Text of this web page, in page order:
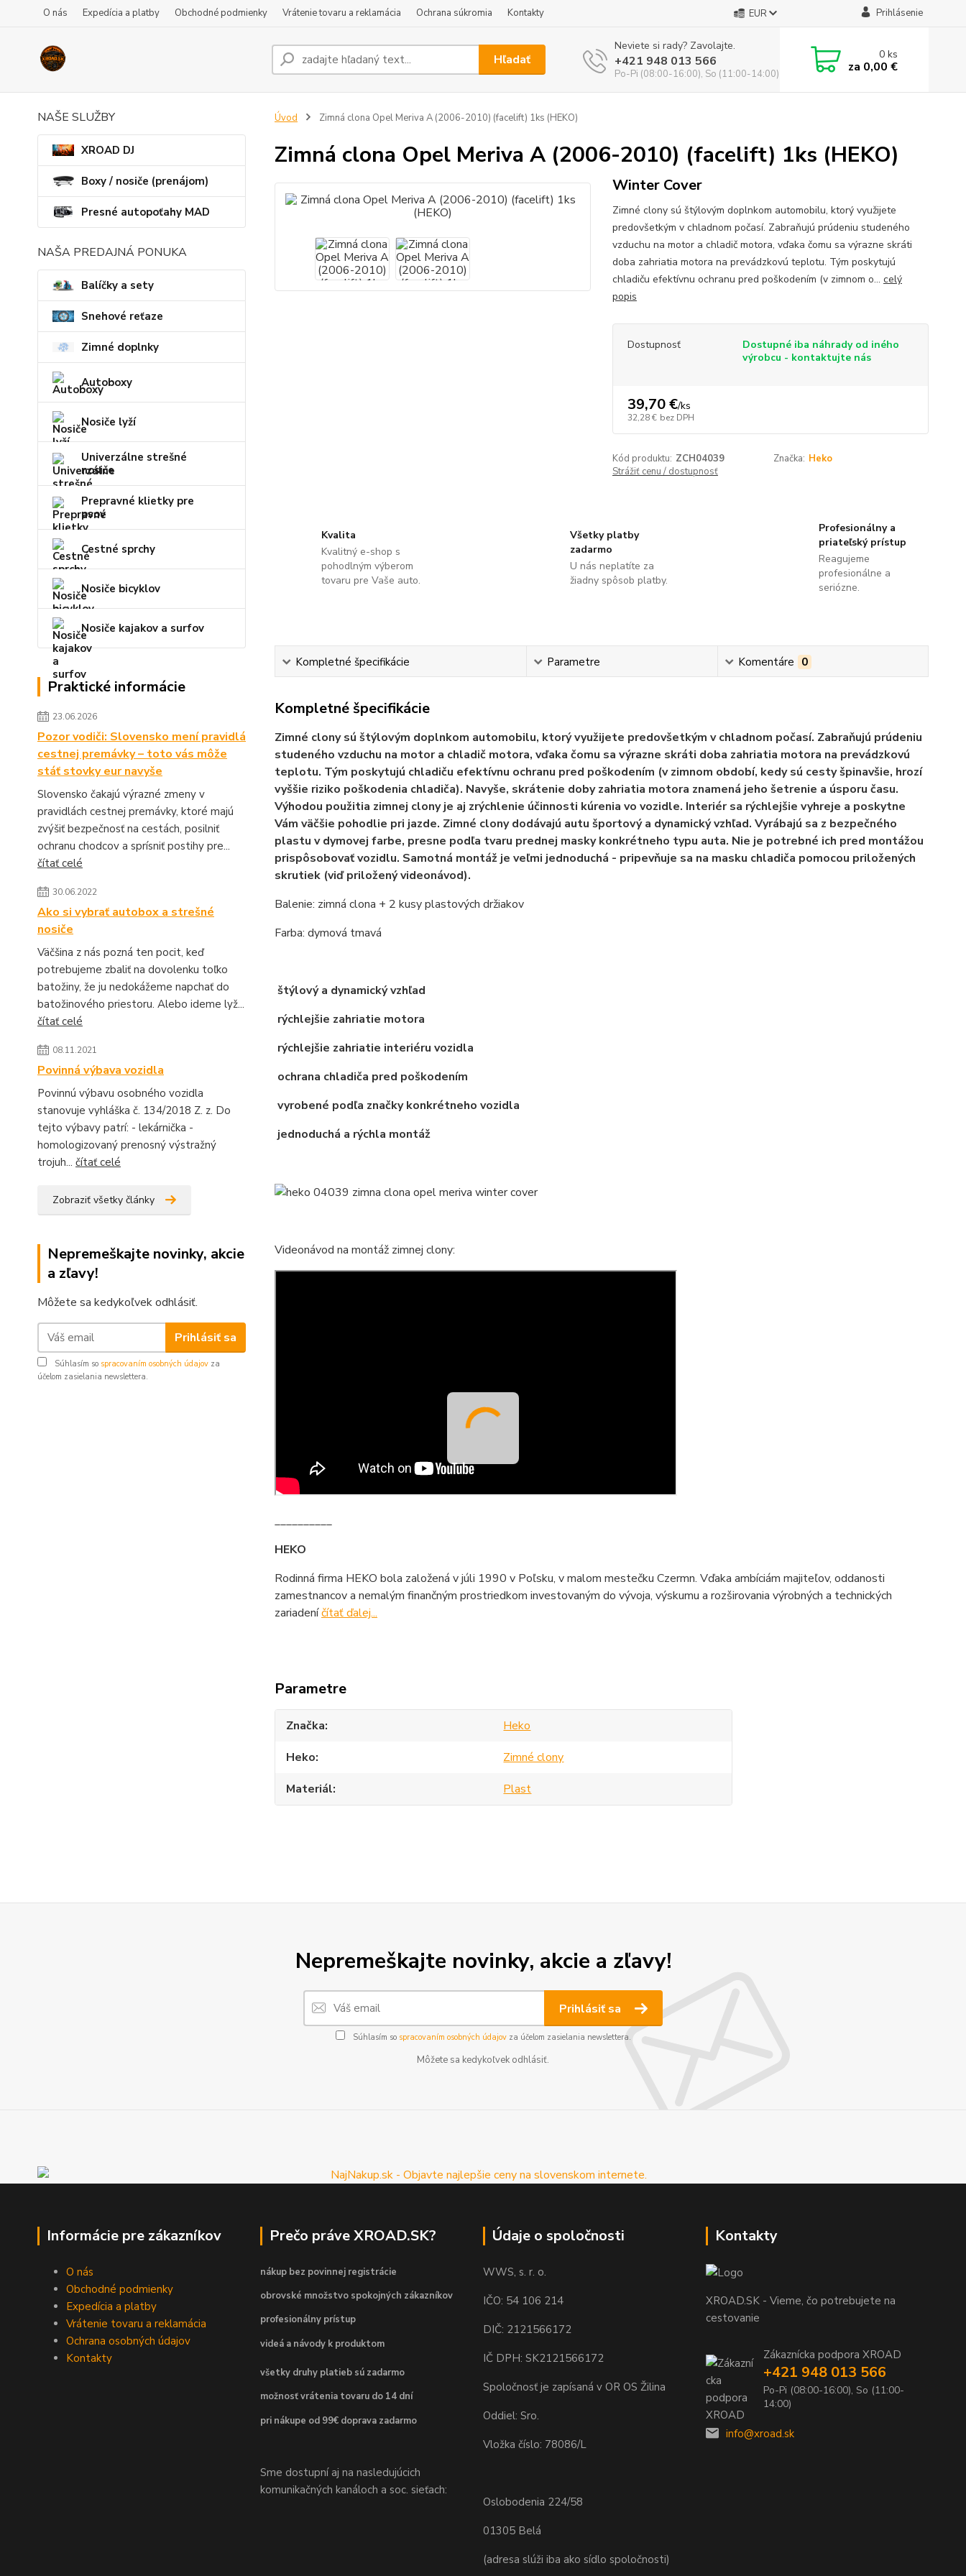
O nás Expedícia a platby Obchodné podmienky Vrátenie tovaru a reklamácia Ochrana súkromia Kontakty EUR Prihlásenie
Hľadať
Neviete si rady? Zavolajte.
+421 948 013 566
Po-Pi (08:00-16:00), So (11:00-14:00)
0ks
za 0,00 €
NAŠE SLUŽBY
XROAD DJ
Boxy / nosiče (prenájom)
Presné autopoťahy MAD
NAŠA PREDAJNÁ PONUKA
Balíčky a sety
Snehové reťaze
Zimné doplnky
Autoboxy
Nosiče lyží
Univerzálne strešné
nosiče
Prepravné klietky pre
psov
Cestné sprchy
Nosiče bicyklov
Nosiče kajakov a surfov
Praktické informácie
23.06.2026
Pozor vodiči: Slovensko mení pravidlá
cestnej premávky – toto vás môže
stáť stovky eur navyše
Slovensko čakajú výrazné zmeny v
pravidlách cestnej premávky, ktoré majú
zvýšiť bezpečnosť na cestách, posilniť
ochranu chodcov a sprísniť postihy pre...
čítať celé
30.06.2022
Ako si vybrať autobox a strešné
nosiče
Väčšina z nás pozná ten pocit, keď
potrebujeme zbaliť na dovolenku toľko
batožiny, že ju nedokážeme napchať do
batožinového priestoru. Alebo ideme lyž...
čítať celé
08.11.2021
Povinná výbava vozidla
Povinnú výbavu osobného vozidla
stanovuje vyhláška č. 134/2018 Z. z. Do
tejto výbavy patrí: - lekárnička -
homologizovaný prenosný výstražný
trojuh... čítať celé
Zobraziť všetky články
Nepremeškajte novinky, akcie
a zľavy!
Môžete sa kedykoľvek odhlásiť.
Prihlásiť sa
Súhlasím so spracovaním osobných údajov za
účelom zasielania newslettera.
Úvod Zimná clona Opel Meriva A (2006-2010) (facelift) 1ks (HEKO)
Zimná clona Opel Meriva A (2006-2010) (facelift) 1ks (HEKO)
Winter Cover
Zimné clony sú štýlovým doplnkom automobilu, ktorý využijete
predovšetkým v chladnom počasí. Zabraňujú prúdeniu studeného
vzduchu na motor a chladič motora, vďaka čomu sa výrazne skráti
doba zahriatia motora na prevádzkovú teplotu. Tým poskytujú
chladiču efektívnu ochranu pred poškodením (v zimnom o... celý
popis
Dostupnosť
Dostupné iba náhrady od iného
výrobcu - kontaktujte nás
39,70 €/ks
32,28 € bez DPH
Kód produktu: ZCH04039 Značka: Heko
Strážiť cenu / dostupnosť
Kvalita
Kvalitný e-shop s
pohodlným výberom
tovaru pre Vaše auto.
Všetky platby
zadarmo
U nás neplatíte za
žiadny spôsob platby.
Profesionálny a
priateľský prístup
Reagujeme
profesionálne a
seriózne.
Kompletné špecifikácie Parametre Komentáre 0
Kompletné špecifikácie
Zimné clony sú štýlovým doplnkom automobilu, ktorý využijete predovšetkým v chladnom počasí. Zabraňujú prúdeniu
studeného vzduchu na motor a chladič motora, vďaka čomu sa výrazne skráti doba zahriatia motora na prevádzkovú
teplotu. Tým poskytujú chladiču efektívnu ochranu pred poškodením (v zimnom období, kedy sú cesty špinavšie, hrozí
vyššie riziko poškodenia chladiča). Navyše, skrátenie doby zahriatia motora znamená jeho šetrenie a úsporu času.
Výhodou použitia zimnej clony je aj zrýchlenie účinnosti kúrenia vo vozidle. Interiér sa rýchlejšie vyhreje a poskytne
Vám väčšie pohodlie pri jazde. Zimné clony dodávajú autu športový a dynamický vzhľad. Vyrábajú sa z bezpečného
plastu v dymovej farbe, presne podľa tvaru prednej masky konkrétneho typu auta. Nie je potrebné ich pred montážou
prispôsobovať vozidlu. Samotná montáž je veľmi jednoduchá - pripevňuje sa na masku chladiča pomocou priložených
skrutiek (viď priložený videonávod).
Balenie: zimná clona + 2 kusy plastových držiakov
Farba: dymová tmavá
štýlový a dynamický vzhľad
rýchlejšie zahriatie motora
rýchlejšie zahriatie interiéru vozidla
ochrana chladiča pred poškodením
vyrobené podľa značky konkrétneho vozidla
jednoduchá a rýchla montáž
Videonávod na montáž zimnej clony:
__________
HEKO
Rodinná firma HEKO bola založená v júli 1990 v Poľsku, v malom mestečku Czermn. Vďaka ambíciám majiteľov, oddanosti
zamestnancov a nemalým finančným prostriedkom investovaným do vývoja, výskumu a rozširovania výrobných a technických
zariadeníčítať ďalej...
Parametre
Značka
Heko
Heko
Zimné clony
Materiál
Plast
Nepremeškajte novinky, akcie a zľavy!
Prihlásiť sa
Súhlasím so spracovaním osobných údajovza účelom zasielania newslettera.
Môžete sa kedykoľvek odhlásiť.
Informácie pre zákazníkov
O nás
Obchodné podmienky
Expedícia a platby
Vrátenie tovaru a reklamácia
Ochrana osobných údajov
Kontakty
Prečo práve XROAD.SK?
nákup bez povinnej registrácie
obrovské množstvo spokojných zákazníkov
profesionálny prístup
videá a návody k produktom
všetky druhy platieb sú zadarmo
možnosť vrátenia tovaru do 14 dní
pri nákupe od 99€ doprava zadarmo
Sme dostupní aj na nasledujúcich
komunikačných kanáloch a soc. sieťach:
Údaje o spoločnosti
WWS, s. r. o.
IČO: 54 106 214
DIČ: 2121566172
IČ DPH: SK2121566172
Spoločnosť je zapísaná v OR OS Žilina
Oddiel: Sro.
Vložka číslo: 78086/L
Oslobodenia 224/58
01305 Belá
(adresa slúži iba ako sídlo spoločnosti)
Kontakty
XROAD.SK - Vieme, čo potrebujete na
cestovanie
Zákaznícka podpora XROAD
+421 948 013 566
Po-Pi (08:00-16:00), So (11:00-
14:00)
info@xroad.sk